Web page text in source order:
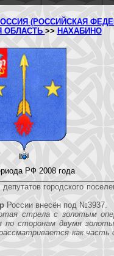
(РОССИЙСКАЯ
ОБЛАСТЬ >> НАХАБИНО
РФ 2008 года
городского
России внесён под №3937.
стрела с золотым
по сторонам двумя
как